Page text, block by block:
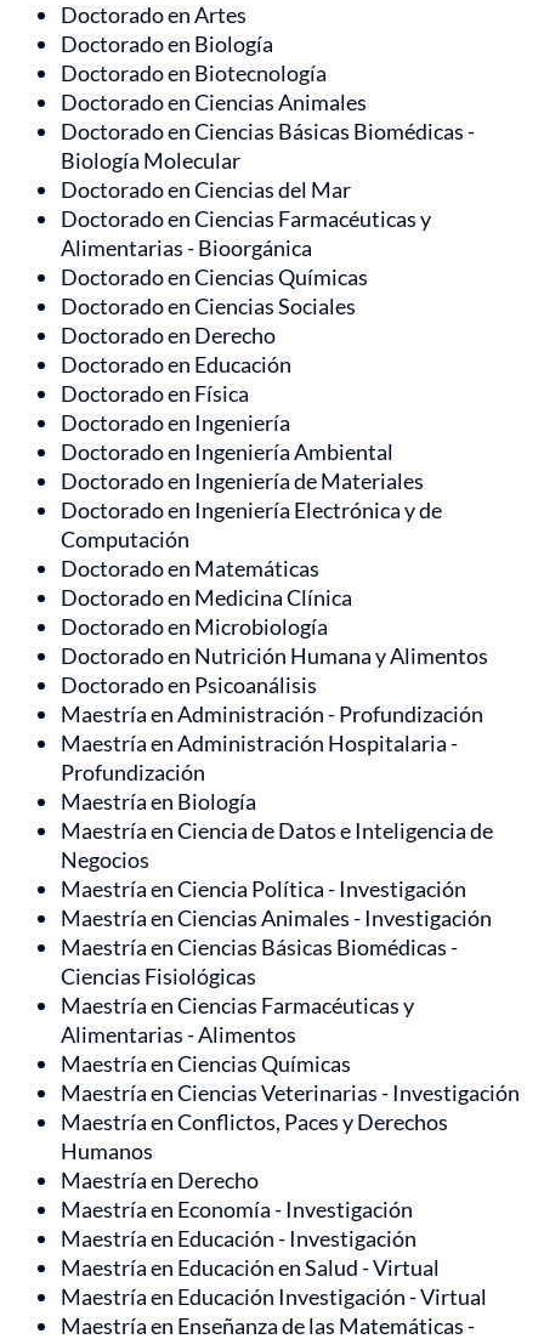
Doctorado en Artes
Doctorado en Biología
Doctorado en Biotecnología
Doctorado en Ciencias Animales
Doctorado en Ciencias Básicas Biomédicas -
Biología Molecular
Doctorado en Ciencias del Mar
Doctorado en Ciencias Farmacéuticas y
Alimentarias - Bioorgánica
Doctorado en Ciencias Químicas
Doctorado en Ciencias Sociales
Doctorado en Derecho
Doctorado en Educación
Doctorado en Física
Doctorado en Ingeniería
Doctorado en Ingeniería Ambiental
Doctorado en Ingeniería de Materiales
Doctorado en Ingeniería Electrónica y de
Computación
Doctorado en Matemáticas
Doctorado en Medicina Clínica
Doctorado en Microbiología
Doctorado en Nutrición Humana y Alimentos
Doctorado en Psicoanálisis
Maestría en Administración - Profundización
Maestría en Administración Hospitalaria -
Profundización
Maestría en Biología
Maestría en Ciencia de Datos e Inteligencia de
Negocios
Maestría en Ciencia Política - Investigación
Maestría en Ciencias Animales - Investigación
Maestría en Ciencias Básicas Biomédicas -
Ciencias Fisiológicas
Maestría en Ciencias Farmacéuticas y
Alimentarias - Alimentos
Maestría en Ciencias Químicas
Maestría en Ciencias Veterinarias - Investigación
Maestría en Conflictos, Paces y Derechos
Humanos
Maestría en Derecho
Maestría en Economía - Investigación
Maestría en Educación - Investigación
Maestría en Educación en Salud - Virtual
Maestría en Educación Investigación - Virtual
Maestría en Enseñanza de las Matemáticas -